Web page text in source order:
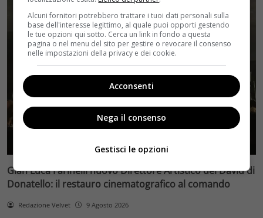
Gian Luca Farinelli nuovo Direttore Artistico dei David di
Donatello: il restauro cinematografico al comando
Redazione Velvet 9 Agosto 2026
Alcuni fornitori potrebbero trattare i tuoi dati personali sulla
base dell'interesse legittimo, al quale puoi opporti gestendo
le tue opzioni qui sotto. Cerca un link in fondo a questa
pagina o nel menu del sito per gestire o revocare il consenso
nelle impostazioni della privacy e dei cookie.
Acconsenti
Nega il consenso
Gestisci le opzioni